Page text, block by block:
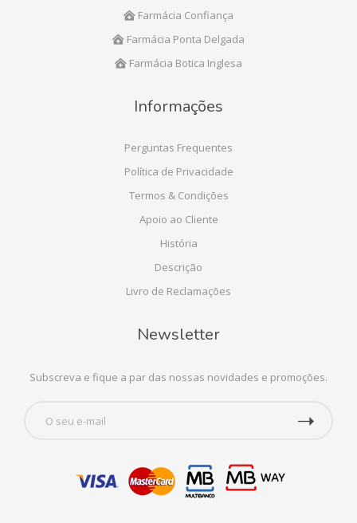
Farmácia Confiança
Farmácia Ponta Delgada
Farmácia Botica Inglesa
Informações
Perguntas Frequentes
Política de Privacidade
Termos & Condições
Apoio ao Cliente
História
Descrição
Livro de Reclamações
Newsletter
Subscreva e fique a par das nossas novidades e promoções.